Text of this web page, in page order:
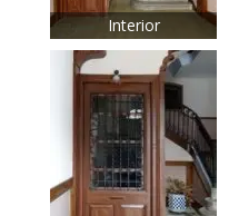
Interior